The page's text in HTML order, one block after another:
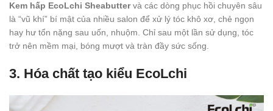
Kem hấp EcoLchi Sheabuttervà các dòng phục hồi chuyên sâu
là “vũ khí” bí mật của nhiều salon để xử lý tóc khô xơ, chẻ ngọn
hay hư tổn nặng sau uốn, nhuộm. Chỉ sau một lần sử dụng, tóc
trở nên mềm mại, bóng mượt và tràn đầy sức sống.
3. Hóa chất tạo kiểu EcoLchi